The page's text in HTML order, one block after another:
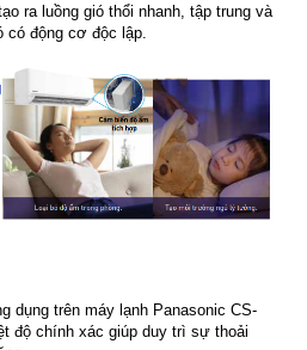
ra luồng gió thổi nhanh, tập trung và
có động cơ độc lập.
dụng trên máy lạnh Panasonic CS-
độ chính xác giúp duy trì sự thoải